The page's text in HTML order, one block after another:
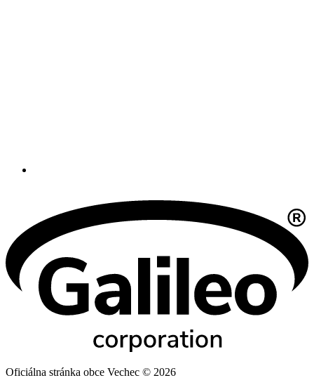
Oficiálna stránka obce Vechec © 2026